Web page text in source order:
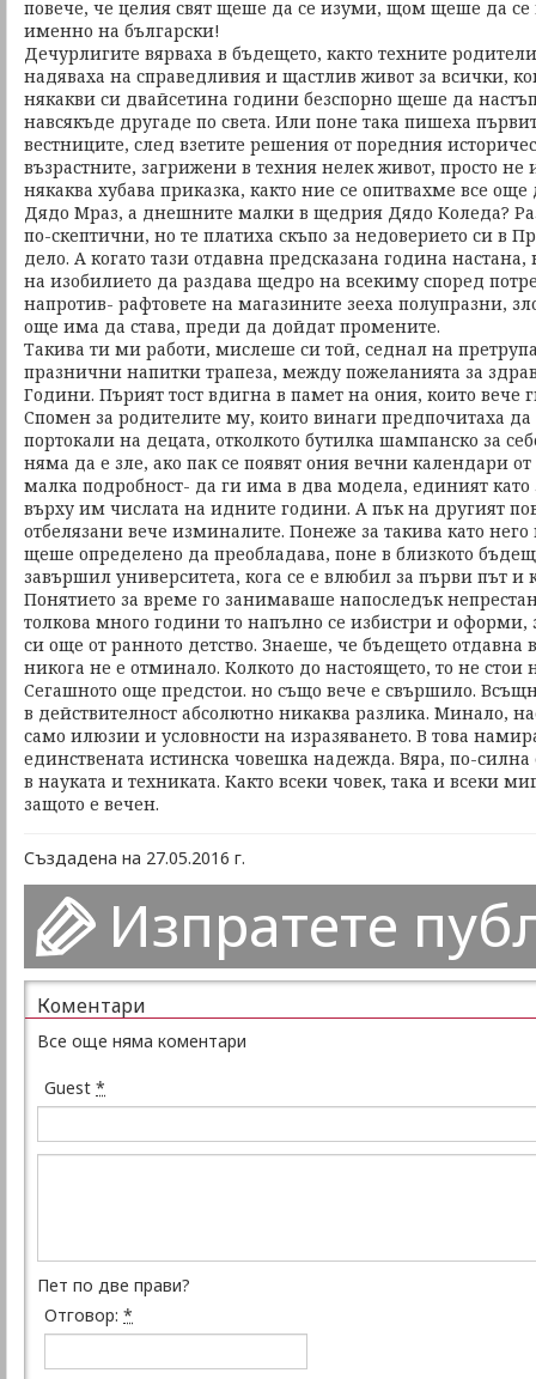
повече, че целия свят щеше да се изуми, щом щеше да се
именно на български!
Дечурлигите вярваха в бъдещето, както техните
надяваха на справедливия и щастлив живот за всички,
някакви си двайсетина години безспорно щеше да
навсякъде другаде по света. Или поне така пишеха
вестниците, след взетите решения от поредния
възрастните, загрижени в техния нелек живот, просто не
някаква хубава приказка, както ние се опитвахме все
Дядо Мраз, а днешните малки в щедрия Дядо Коледа?
по-скептични, но те платиха скъпо за недоверието си в
дело. А когато тази отдавна предсказана година
на изобилието да раздава щедро на всекиму според
напротив- рафтовете на магазините зееха полупразни,
още има да става, преди да дойдат промените.
Такива ти ми работи, мислеше си той, седнал на
празнични напитки трапеза, между пожеланията за
Години. Пърият тост вдигна в памет на ония, които вече
Спомен за родителите му, които винаги предпочитаха
портокали на децата, отколкото бутилка шампанско за
няма да е зле, ако пак се появят ония вечни календари
малка подробност- да ги има в два модела, единият
върху им числата на идните години. А пък на другият
отбелязани вече изминалите. Понеже за такива като
щеше определено да преобладава, поне в близкото
завършил университета, кога се е влюбил за първи път и
Понятието за време го занимаваше напоследък
толкова много години то напълно се избистри и оформи,
си още от ранното детство. Знаеше, че бъдещето
никога не е отминало. Колкото до настоящето, то не стои
Сегашното още предстои. но също вече е свършило.
в действителност абсолютно никаква разлика. Минало,
само илюзии и условности на изразяването. В това
единствената истинска човешка надежда. Вяра, по-
в науката и техниката. Както всеки човек, така и всеки
защото е вечен.
Създадена на 27.05.2016 г.
Изпратете
Коментари
Все още няма коментари
Guest *
Пет по две прави?
Отговор: *